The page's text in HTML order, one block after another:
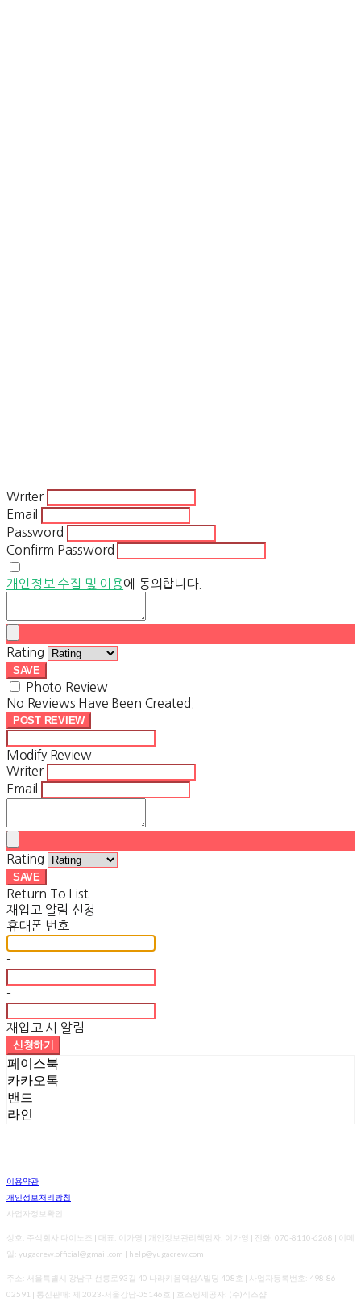
Writer
Email
Password
Confirm Password
개인정보 수집 및 이용에 동의합니다.
Rating
SAVE
Photo Review
No Reviews Have Been Created.
POST REVIEW
Modify Review
Writer
Email
Rating
SAVE
Return To List
재입고 알림 신청
휴대폰 번호
-
-
재입고 시 알림
신청하기
페이스북
카카오톡
밴드
라인
이용약관
개인정보처리방침
사업자정보확인
상호: 주식회사 다이노즈 | 대표: 이가영 | 개인정보관리책임자: 이가영 | 전화: 070-8110-6268 | 이메
일: yugacrew.official@gmail.com | help@yugacrew.com
주소: 서울특별시 강남구 선릉로93길 40 나라키움역삼A빌딩 408호 | 사업자등록번호: 498-86-
02591 | 통신판매: 제 2023-서울강남-05146호 | 호스팅제공자: (주)식스샵